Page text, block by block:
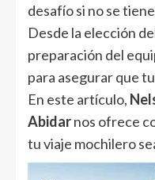
desafío si no se
Desde la elección
preparación del
para asegurar que
En este artículo,
Abidarnos ofrece
tu viaje mochilero